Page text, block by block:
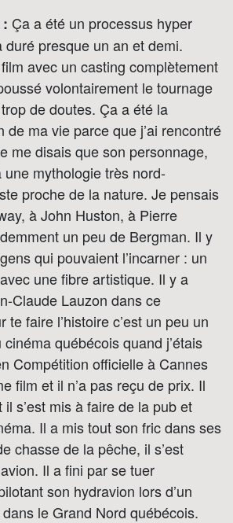
Ça a été un processus hyper
duré presque un an et demi.
avec un casting complètement
volontairement le tournage
de doutes. Ça a été la
de ma vie parce que j’ai rencontré
me disais que son personnage,
mythologie très nord-
proche de la nature. Je pensais
à John Huston, à Pierre
un peu de Bergman. Il y
qui pouvaient l’incarner : un
une fibre artistique. Il y a
Claude Lauzon dans ce
te faire l’histoire c’est un peu un
québécois quand j’étais
Compétition officielle à Cannes
film et il n’a pas reçu de prix. Il
il s’est mis à faire de la pub et
Il a mis tout son fric dans ses
chasse de la pêche, il s’est
Il a fini par se tuer
son hydravion lors d’un
le Grand Nord québécois.